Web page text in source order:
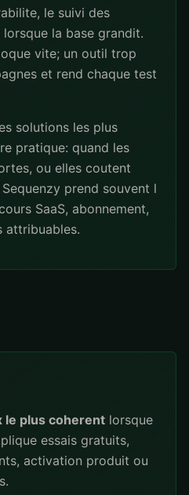
le suivi des
la base grandit.
vite; un outil trop
et rend chaque test
solutions les plus
pratique: quand les
ou elles coutent
prend souvent l
SaaS, abonnement,
attribuables.
le plus coherent lorsque
essais gratuits,
activation produit ou